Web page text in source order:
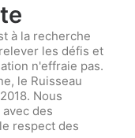
à la recherche
les défis et
n'effraie pas.
le Ruisseau
Nous
des
respect des